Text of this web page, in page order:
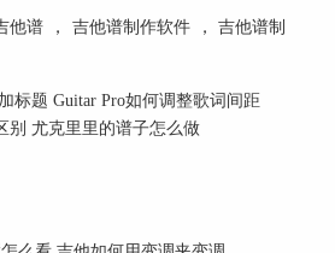
，再来判断有哪些电影（调
些演员的，这样就能够快速确
还是和弦进行规律，这些都属
可以说，只要学会了基础乐
视唱练耳软件来学习乐理，这
他谱 ， 吉他谱制作软件 ，
吉他谱制
标题 Guitar Pro如何调整歌词间距
别 尤克里里的谱子怎么做